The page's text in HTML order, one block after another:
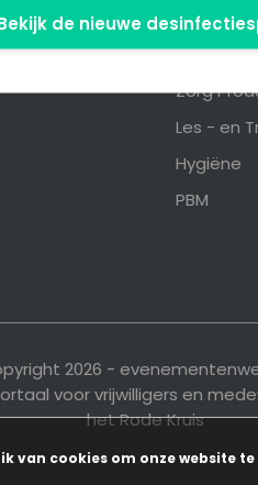
EHBO
Complete
Zorg
Les - en
Hygiëne
PBM
2026 -
voor vrijwilligers en
het Rode Kruis
de nieuwe
van cookies om onze website